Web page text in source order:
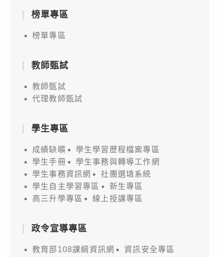
榜單專區
榜單專區
教師甄試
教師甄試
代理教師甄試
學生專區
成績缺曠
學生學習歷程檔案專區
學生手冊
學生事務與轉導工作網
學生事務資訊網
社團選填系統
學生自主學習專區
新生專區
高三升學專區
線上授課專區
政令宣導專區
教育部108課綱資訊網 資訊安全專區